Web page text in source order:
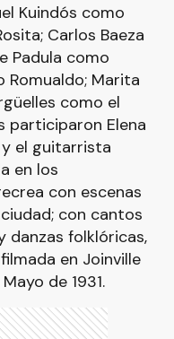
Kuindós como
Carlos Baeza
Padula como
Romualdo; Marita
como el
participaron Elena
y el guitarrista
en los
con escenas
con cantos
danzas folklóricas,
en Joinville
de 1931.